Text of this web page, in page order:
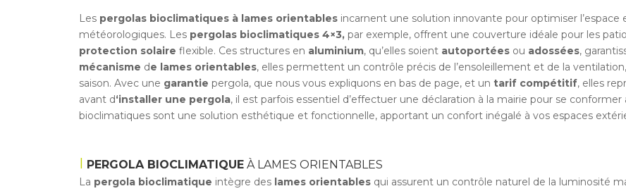
Les pergolas bioclimatiques à lames orientables incarnent une solution innovante pour optimiser
météorologiques. Les pergolas bioclimatiques 4×3, par exemple, offrent une couverture idéale pour les
protection solaire flexible. Ces structures en aluminium, qu’elles soient autoportées ou adossées,
mécanisme de lames orientables, elles permettent un contrôle précis de l’ensoleillement et de la
saison. Avec une garantie pergola, que nous vous expliquons en bas de page, et un tarif compétitif, elles
avant d‘installer une pergola, il est parfois essentiel d’effectuer une déclaration à la mairie pour se
bioclimatiques sont une solution esthétique et fonctionnelle, apportant un confort inégalé à vos espaces
PERGOLA BIOCLIMATIQUE À LAMES ORIENTABLES
La pergola bioclimatique intègre des lames orientables qui assurent un contrôle naturel de la luminosité